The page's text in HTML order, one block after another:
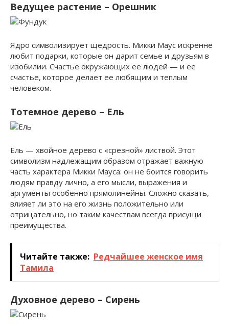
Ведущее растение – Орешник
Ядро символизирует щедрость. Микки Маус искренне
любит подарки, которые он дарит семье и друзьям в
изобилии. Счастье окружающих ее людей — и ее
счастье, которое делает ее любящим и теплым
человеком.
Тотемное дерево – Ель
Ель — хвойное дерево с «срезной» листвой. Этот
символизм надлежащим образом отражает важную
часть характера Микки Мауса: он не боится говорить
людям правду лично, а его мысли, выражения и
аргументы особенно прямолинейны. Сложно сказать,
влияет ли это на его жизнь положительно или
отрицательно, но таким качествам всегда присущи
преимущества.
Читайте также: Редчайшее женское имя
Тамила
Духовное дерево – Сирень